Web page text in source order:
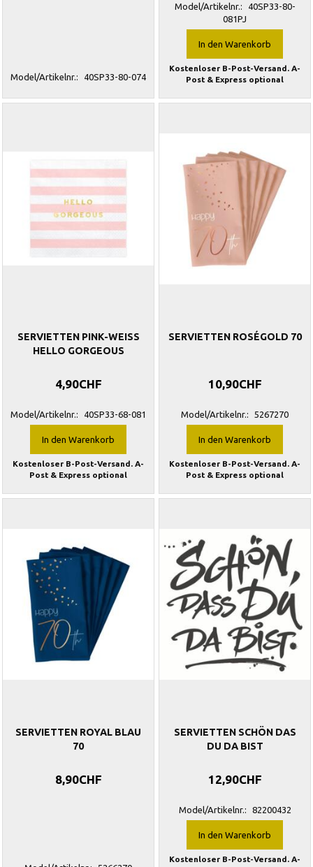
Model/Artikelnr.: 40SP33-80-074
Model/Artikelnr.:
40SP33-80-
081PJ
In den Warenkorb
Kostenloser B-Post-Versand. A-
Post & Express optional
SERVIETTEN PINK-WEISS
HELLO GORGEOUS
4,90CHF
Model/Artikelnr.: 40SP33-68-081
In den Warenkorb
Kostenloser B-Post-Versand. A-
Post & Express optional
SERVIETTEN ROSÉGOLD 70
10,90CHF
Model/Artikelnr.: 5267270
In den Warenkorb
Kostenloser B-Post-Versand. A-
Post & Express optional
SERVIETTEN ROYAL BLAU
70
8,90CHF
SERVIETTEN SCHÖN DAS
DU DA BIST
12,90CHF
Model/Artikelnr.: 82200432
In den Warenkorb
Kostenloser B-Post-Versand. A-